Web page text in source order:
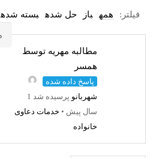
فیلتر: همه باز حل شده بسته شده
مطالبه مهریه توسط
همسر
پاسخ داده شده
شهربانو
پرسیده شد 1
سال پیش • خدمات دعاوی
خانواده